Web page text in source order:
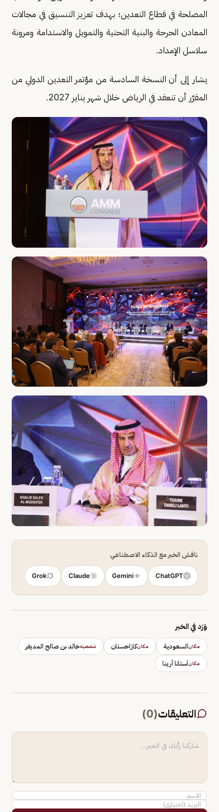
المصلحة في قطاع التعدين؛ بهدف تعزيز التنسيق في مجالات
المعادن الحرجة والبنية التحتية والتمويل والاستدامة ومرونة
سلاسل الإمداد.
يشار إلى أن النسخة السادسة من مؤتمر التعدين الدولي من
المقرّر أن تنعقد في الرياض خلال شهر يناير 2027.
ناقش الخبر مع الذكاء الاصطناعي
ChatGPT
Gemini
Claude
Grok
وَرَد في الخبر
مكانالسعودية مكانكازاخستان شخصيةخالد بن صالح المديفر
مكانآستانا أرينا
التعليقات(
0
)